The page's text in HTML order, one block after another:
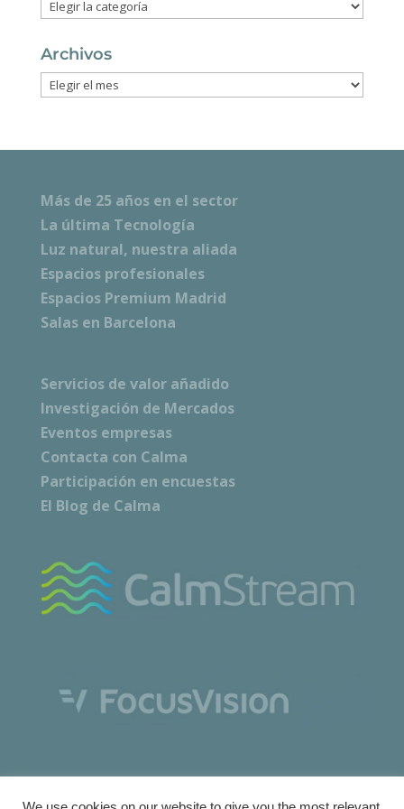
Archivos
Archivos
Más de 25 años en el sector
La última Tecnología
Luz natural, nuestra aliada
Espacios profesionales
Espacios Premium Madrid
Salas en Barcelona
Servicios de valor añadido
Investigación de Mercados
Eventos empresas
Contacta con Calma
Participación en encuestas
El Blog de Calma